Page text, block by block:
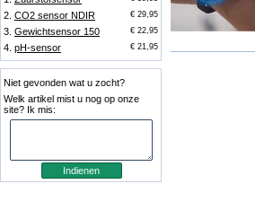
2. CO2 sensor NDIR € 29,95
3. Gewichtsensor 150 € 22,95
4. pH-sensor € 21,95
Niet gevonden wat u zocht?
Welk artikel mist u nog op onze
site? Ik mis: